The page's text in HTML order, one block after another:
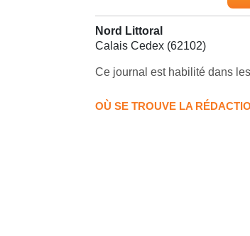
Nord Littoral
Calais Cedex (62102)
Ce journal est habilité dans
OÙ SE TROUVE LA